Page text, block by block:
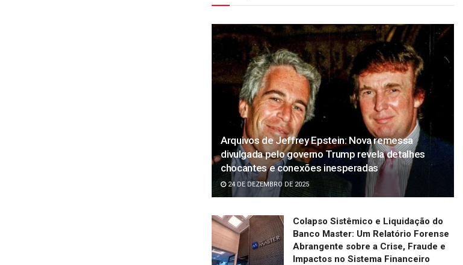
Arquivos de Jeffrey Epstein: Nova remessa
divulgada pelo governo Trump revela detalhes
chocantes e conexões inesperadas
24 DE DEZEMBRO DE 2025
Colapso Sistêmico e Liquidação do
Banco Master: Um Relatório Forense
Abrangente sobre a Crise, Fraude e
Impactos no Sistema Financeiro